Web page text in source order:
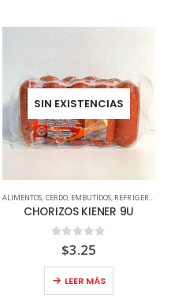
REFRIGERADOS
SIN EXISTENCIAS
ALIMENTOS, CERDO, EMBUTIDOS, REFRIGERADOS
CHORIZOS KIENER 9U
out of 5
$3.25
LEER MÁS